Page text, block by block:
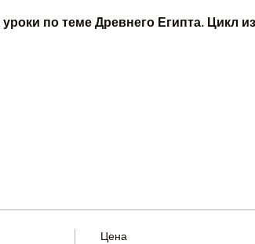
по теме Древнего Египта. Цикл
Цена